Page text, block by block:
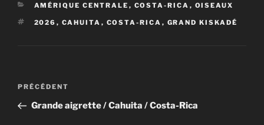
b d
er
CATÉGORIES
AMÉRIQUE CENTRALE , COSTA-RICA , OISEAUX
ÉTIQUETTES
2026 , CAHUITA , COSTA-RICA , GRAND KISKADÉ
Navigation
l’article
Article
précédent
PRÉCÉDENT
Grande aigrette / Cahuita / Costa-Rica